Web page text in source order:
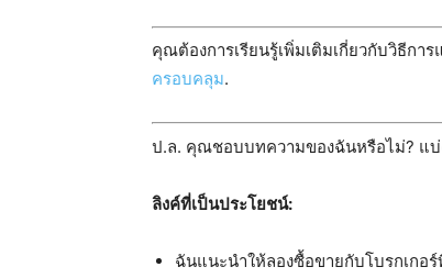
คุณต้องการเรียนรู้เพิ่มเติมเกี่ยวกับวิธีกา
ครอบคลุม.
ป.ล. คุณชอบบทความของฉันหรือไม่? แบ่
ลิงค์ที่เป็นประโยชน์:
ฉันแนะนำให้ลองซื้อขายกับโบรกเกอ